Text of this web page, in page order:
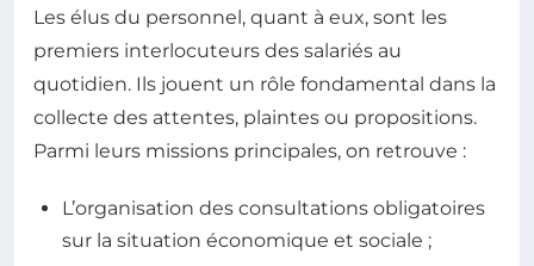
Les élus du personnel, quant à eux, sont les
premiers interlocuteurs des salariés au
quotidien. Ils jouent un rôle fondamental dans la
collecte des attentes, plaintes ou propositions.
Parmi leurs missions principales, on retrouve :
L’organisation des consultations obligatoires
sur la situation économique et sociale ;